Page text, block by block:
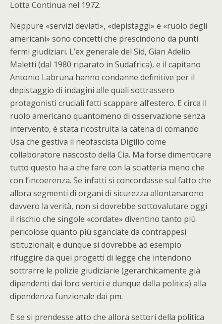
Lotta Continua nel 1972.
Neppure «servizi deviati», «depistaggi» e «ruolo degli
americani» sono concetti che prescindono da punti
fermi giudiziari. L’ex generale del Sid, Gian Adelio
Maletti (dal 1980 riparato in Sudafrica), e il capitano
Antonio Labruna hanno condanne definitive per il
depistaggio di indagini alle quali sottrassero
protagonisti cruciali fatti scappare all’estero. E circa il
ruolo americano quantomeno di osservazione senza
intervento, è stata ricostruita la catena di comando
Usa che gestiva il neofascista Digilio come
collaboratore nascosto della Cia. Ma forse dimenticare
tutto questo ha a che fare con la sciatteria meno che
con l’incoerenza. Se infatti si concordasse sul fatto che
allora segmenti di organi di sicurezza allontanarono
davvero la verità, non si dovrebbe sottovalutare oggi
il rischio che singole «cordate» diventino tanto più
pericolose quanto più sganciate da contrappesi
istituzionali; e dunque si dovrebbe ad esempio
rifuggire da quei progetti di legge che intendono
sottrarre le polizie giudiziarie (gerarchicamente già
dipendenti dai loro vertici e dunque dalla politica) alla
dipendenza funzionale dai pm.
E se si prendesse atto che allora settori della politica